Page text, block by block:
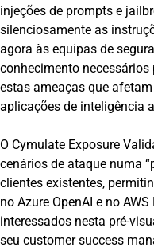
injeções de prompts e
silenciosamente as
agora às equipas de
conhecimento
estas ameaças que
aplicações de inteligência
O Cymulate Exposure
cenários de ataque numa
clientes existentes,
no Azure OpenAI e no
interessados nesta pré-
seu customer success